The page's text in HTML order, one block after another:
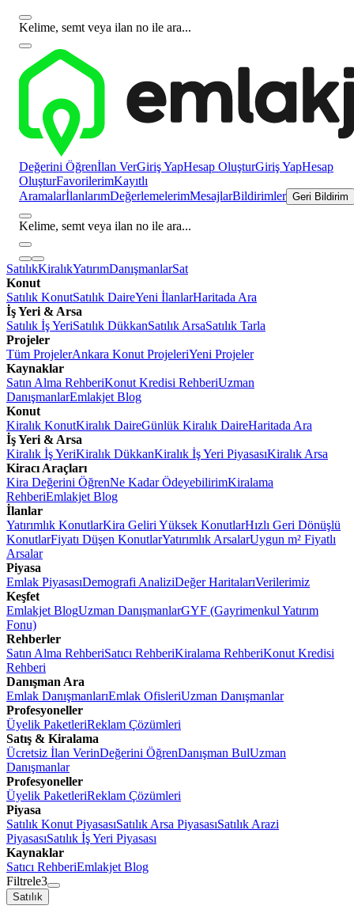
Kelime, semt veya ilan no ile ara...
Değerini Öğrenİlan VerGiriş YapHesap OluşturGiriş YapHesap
OluşturFavorilerimKayıtlı
AramalarİlanlarımDeğerlemelerimMesajlarBildirimler Geri Bildirim
Kelime, semt veya ilan no ile ara...
SatılıkKiralıkYatırımDanışmanlarSat
Konut
Satılık KonutSatılık DaireYeni İlanlarHaritada Ara
İş Yeri & Arsa
Satılık İş YeriSatılık DükkanSatılık ArsaSatılık Tarla
Projeler
Tüm ProjelerAnkara Konut ProjeleriYeni Projeler
Kaynaklar
Satın Alma RehberiKonut Kredisi RehberiUzman
DanışmanlarEmlakjet Blog
Konut
Kiralık KonutKiralık DaireGünlük Kiralık DaireHaritada Ara
İş Yeri & Arsa
Kiralık İş YeriKiralık DükkanKiralık İş Yeri PiyasasıKiralık Arsa
Kiracı Araçları
Kira Değerini ÖğrenNe Kadar ÖdeyebilirimKiralama
RehberiEmlakjet Blog
İlanlar
Yatırımlık KonutlarKira Geliri Yüksek KonutlarHızlı Geri Dönüşlü
KonutlarFiyatı Düşen KonutlarYatırımlık ArsalarUygun m² Fiyatlı
Arsalar
Piyasa
Emlak PiyasasıDemografi AnaliziDeğer HaritalarıVerilerimiz
Keşfet
Emlakjet BlogUzman DanışmanlarGYF (Gayrimenkul Yatırım
Fonu)
Rehberler
Satın Alma RehberiSatıcı RehberiKiralama RehberiKonut Kredisi
Rehberi
Danışman Ara
Emlak DanışmanlarıEmlak OfisleriUzman Danışmanlar
Profesyoneller
Üyelik PaketleriReklam Çözümleri
Satış & Kiralama
Ücretsiz İlan VerinDeğerini ÖğrenDanışman BulUzman
Danışmanlar
Profesyoneller
Üyelik PaketleriReklam Çözümleri
Piyasa
Satılık Konut PiyasasıSatılık Arsa PiyasasıSatılık Arazi
PiyasasıSatılık İş Yeri Piyasası
Kaynaklar
Satıcı RehberiEmlakjet Blog
Filtrele3
Satılık